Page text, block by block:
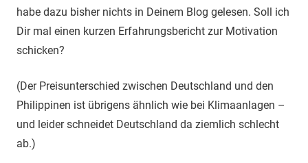
habe dazu bisher nichts in Deinem Blog gelesen. Soll ich
Dir mal einen kurzen Erfahrungsbericht zur Motivation
schicken?
(Der Preisunterschied zwischen Deutschland und den
Philippinen ist übrigens ähnlich wie bei Klimaanlagen –
und leider schneidet Deutschland da ziemlich schlecht
ab.)